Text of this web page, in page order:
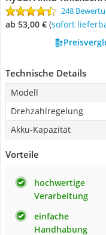
248
ab 53,00 € ( Sofort
Technische Details
Modell
Drehzahlregelung
Akku-Kapazität
Vorteile
hochwertige
Verarbeitung
einfache
Handhabung